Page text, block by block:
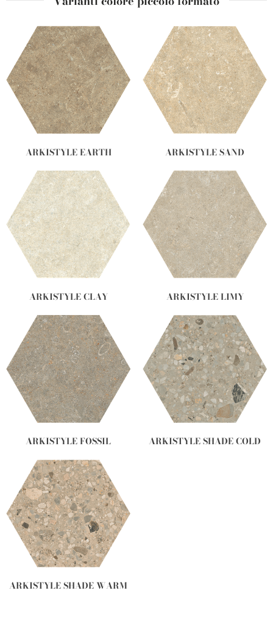
ARKISTYLE EARTH ARKISTYLE SAND
ARKISTYLE CLAY ARKISTYLE LIMY
ARKISTYLE FOSSIL ARKISTYLE SHADE COLD
ARKISTYLE SHADE WARM